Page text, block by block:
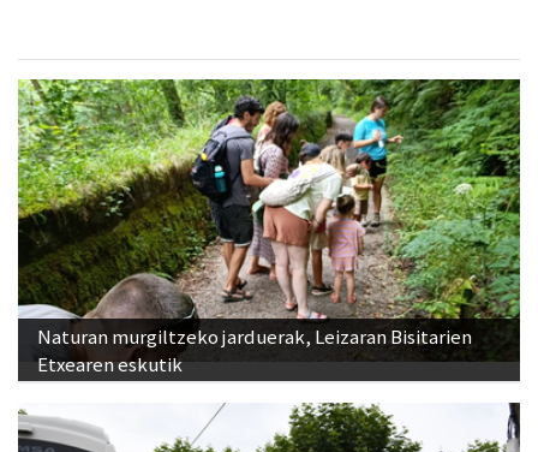
Naturan murgiltzeko jarduerak, Leizaran Bisitarien
Etxearen eskutik